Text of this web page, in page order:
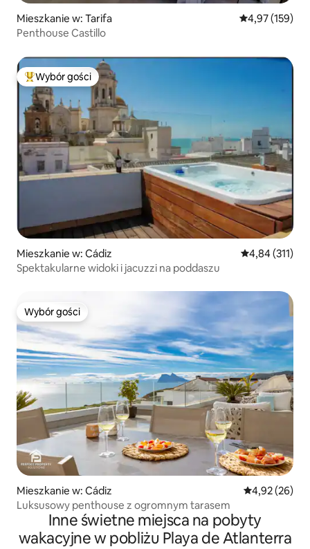
Mieszkanie w: Tarifa Średnia
4,97 (159)
Penthouse Castillo
Najpopularniejsze z kategorii Wybór gości
Wybór gości
Mieszkanie w: Cádiz Średnia
4,84 (311)
Spektakularne widoki i jacuzzi na poddaszu
Wybór gości
Wybór gości
Mieszkanie w: Cádiz Średnia
4,92 (26)
Luksusowy penthouse z ogromnym tarasem
Inne świetne miejsca na pobyty
wakacyjne w pobliżu Playa de Atlanterra